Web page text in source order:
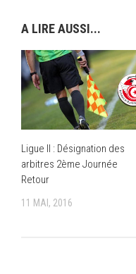
A LIRE AUSSI...
Ligue II : Désignation des
arbitres 2ème Journée
Retour
11 MAI, 2016